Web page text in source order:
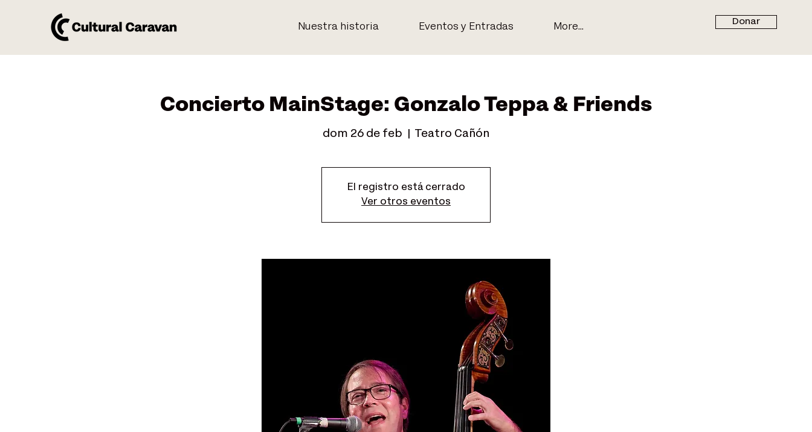
Nuestra historia Eventos y Entradas More...
Donar
Concierto MainStage: Gonzalo Teppa & Friends
dom 26 de feb Teatro Cañón
El registro está cerrado
Ver otros eventos